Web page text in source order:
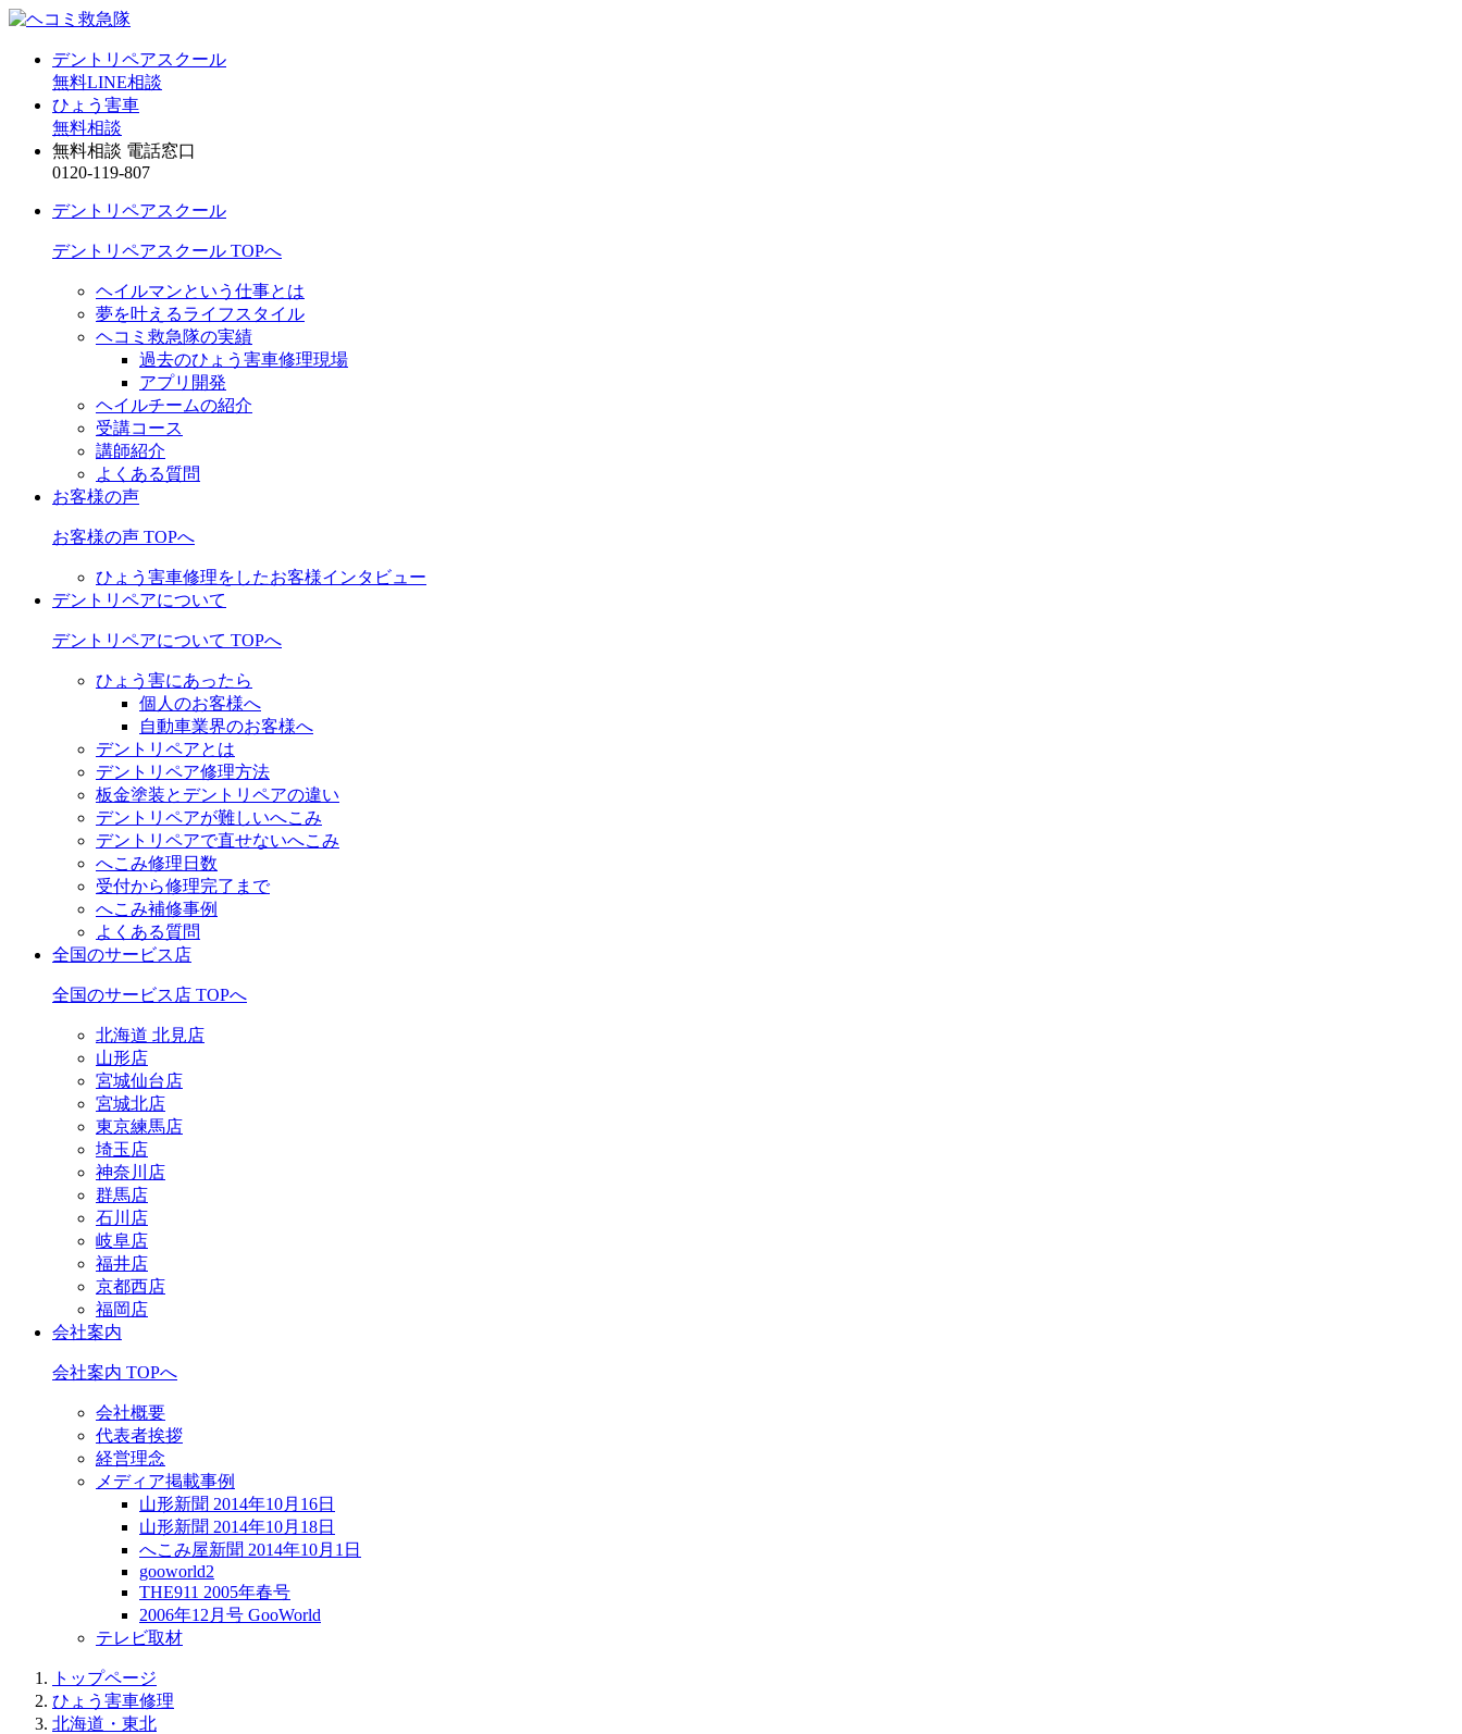
デントリペアスクール
無料LINE相談
ひょう害車
無料相談
無料相談 電話窓口
0120-119-807
デントリペアスクール
デントリペアスクール TOPへ
ヘイルマンという仕事とは
夢を叶えるライフスタイル
ヘコミ救急隊の実績
過去のひょう害車修理現場
アプリ開発
ヘイルチームの紹介
受講コース
講師紹介
よくある質問
お客様の声
お客様の声 TOPへ
ひょう害車修理をしたお客様インタビュー
デントリペアについて
デントリペアについて TOPへ
ひょう害にあったら
個人のお客様へ
自動車業界のお客様へ
デントリペアとは
デントリペア修理方法
板金塗装とデントリペアの違い
デントリペアが難しいへこみ
デントリペアで直せないへこみ
へこみ修理日数
受付から修理完了まで
へこみ補修事例
よくある質問
全国のサービス店
全国のサービス店 TOPへ
北海道 北見店
山形店
宮城仙台店
宮城北店
東京練馬店
埼玉店
神奈川店
群馬店
石川店
岐阜店
福井店
京都西店
福岡店
会社案内
会社案内 TOPへ
会社概要
代表者挨拶
経営理念
メディア掲載事例
山形新聞 2014年10月16日
山形新聞 2014年10月18日
へこみ屋新聞 2014年10月1日
gooworld2
THE911 2005年春号
2006年12月号 GooWorld
テレビ取材
トップページ
ひょう害車修理
北海道・東北